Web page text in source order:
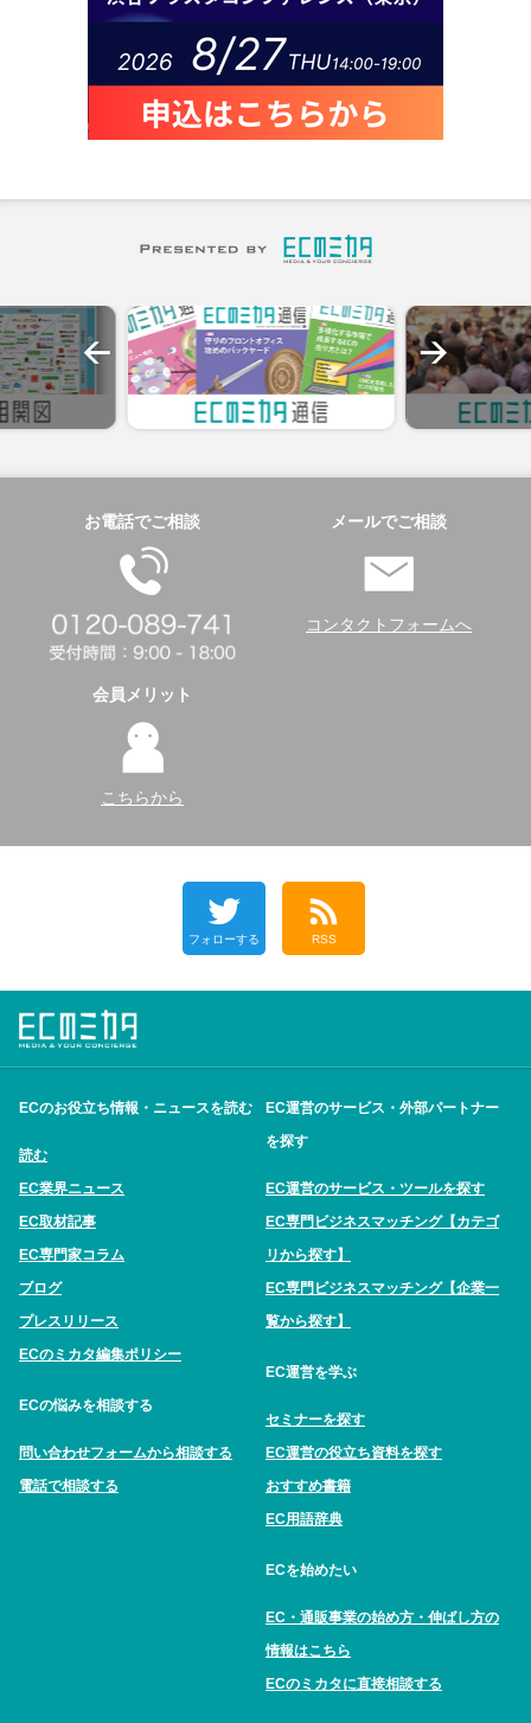
お電話でご相談 メールでご相談
コンタクトフォームへ
会員メリット
こちらから
フォローする RSS
ECのお役立ち情報・ニュースを読む
読む
EC業界ニュース
EC取材記事
EC専門家コラム
ブログ
プレスリリース
ECのミカタ編集ポリシー
ECの悩みを相談する
問い合わせフォームから相談する
電話で相談する
EC運営のサービス・外部パートナー
を探す
EC運営のサービス・ツールを探す
EC専門ビジネスマッチング【カテゴ
リから探す】
EC専門ビジネスマッチング【企業一
覧から探す】
EC運営を学ぶ
セミナーを探す
EC運営の役立ち資料を探す
おすすめ書籍
EC用語辞典
ECを始めたい
EC・通販事業の始め方・伸ばし方の
情報はこちら
ECのミカタに直接相談する